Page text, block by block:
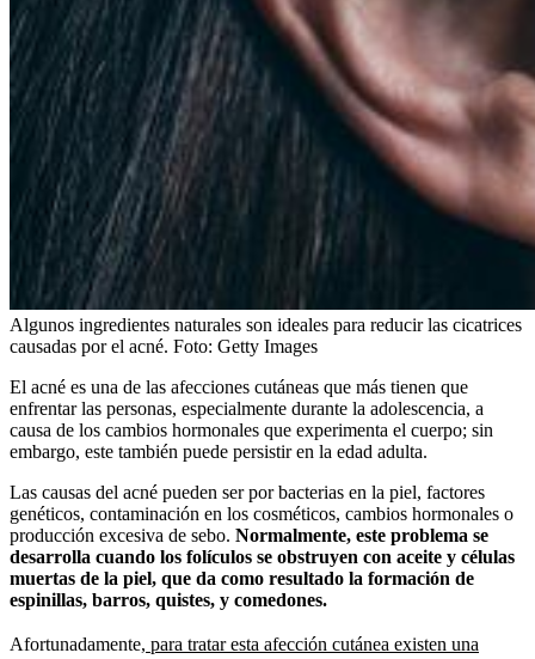
Algunos ingredientes naturales son ideales para reducir las cicatrices
causadas por el acné. Foto: Getty Images
El acné es una de las afecciones cutáneas que más tienen que
enfrentar las personas, especialmente durante la adolescencia, a
causa de los cambios hormonales que experimenta el cuerpo; sin
embargo, este también puede persistir en la edad adulta.
Las causas del acné pueden ser por bacterias en la piel, factores
genéticos, contaminación en los cosméticos, cambios hormonales o
producción excesiva de sebo. Normalmente, este problema se
desarrolla cuando los folículos se obstruyen con aceite y células
muertas de la piel, que da como resultado la formación de
espinillas, barros, quistes, y comedones.
Afortunadamente, para tratar esta afección cutánea existen una